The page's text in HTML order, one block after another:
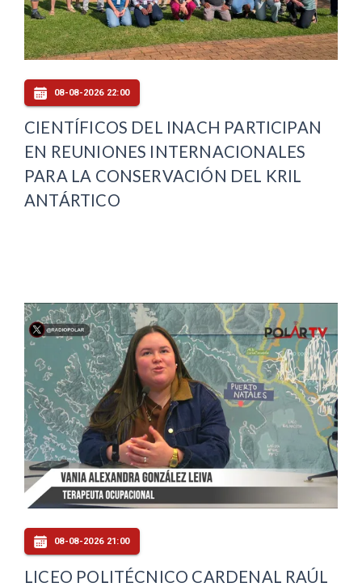
08-08-2026 22:00
CIENTÍFICOS DEL INACH PARTICIPAN
EN REUNIONES INTERNACIONALES
PARA LA CONSERVACIÓN DEL KRIL
ANTÁRTICO
08-08-2026 21:00
LICEO POLITÉCNICO CARDENAL RAÚL